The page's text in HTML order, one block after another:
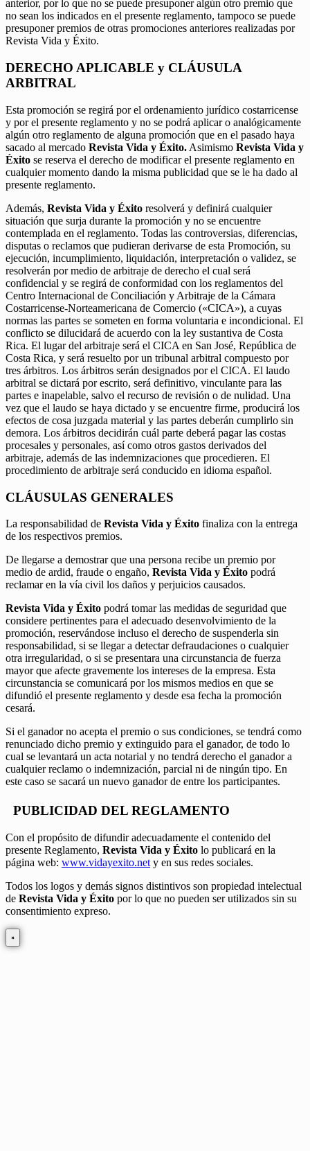
anterior, por lo que no se puede presuponer algún otro premio que
no sean los indicados en el presente reglamento, tampoco se puede
presuponer premios de otras promociones anteriores realizadas por
Revista Vida y Éxito.
DERECHO APLICABLE y CLÁUSULA
ARBITRAL
Esta promoción se regirá por el ordenamiento jurídico costarricense
y por el presente reglamento y no se podrá aplicar o analógicamente
algún otro reglamento de alguna promoción que en el pasado haya
sacado al mercado Revista Vida y Éxito. Asimismo Revista Vida y
Éxito se reserva el derecho de modificar el presente reglamento en
cualquier momento dando la misma publicidad que se le ha dado al
presente reglamento.
Además, Revista Vida y Éxito resolverá y definirá cualquier
situación que surja durante la promoción y no se encuentre
contemplada en el reglamento. Todas las controversias, diferencias,
disputas o reclamos que pudieran derivarse de esta Promoción, su
ejecución, incumplimiento, liquidación, interpretación o validez, se
resolverán por medio de arbitraje de derecho el cual será
confidencial y se regirá de conformidad con los reglamentos del
Centro Internacional de Conciliación y Arbitraje de la Cámara
Costarricense-Norteamericana de Comercio («CICA»), a cuyas
normas las partes se someten en forma voluntaria e incondicional. El
conflicto se dilucidará de acuerdo con la ley sustantiva de Costa
Rica. El lugar del arbitraje será el CICA en San José, República de
Costa Rica, y será resuelto por un tribunal arbitral compuesto por
tres árbitros. Los árbitros serán designados por el CICA. El laudo
arbitral se dictará por escrito, será definitivo, vinculante para las
partes e inapelable, salvo el recurso de revisión o de nulidad. Una
vez que el laudo se haya dictado y se encuentre firme, producirá los
efectos de cosa juzgada material y las partes deberán cumplirlo sin
demora. Los árbitros decidirán cuál parte deberá pagar las costas
procesales y personales, así como otros gastos derivados del
arbitraje, además de las indemnizaciones que procedieren. El
procedimiento de arbitraje será conducido en idioma español.
CLÁUSULAS GENERALES
La responsabilidad de Revista Vida y Éxito finaliza con la entrega
de los respectivos premios.
De llegarse a demostrar que una persona recibe un premio por
medio de ardid, fraude o engaño, Revista Vida y Éxito podrá
reclamar en la vía civil los daños y perjuicios causados.
Revista Vida y Éxito podrá tomar las medidas de seguridad que
considere pertinentes para el adecuado desenvolvimiento de la
promoción, reservándose incluso el derecho de suspenderla sin
responsabilidad, si se llegar a detectar defraudaciones o cualquier
otra irregularidad, o si se presentara una circunstancia de fuerza
mayor que afecte gravemente los intereses de la empresa. Esta
circunstancia se comunicará por los mismos medios en que se
difundió el presente reglamento y desde esa fecha la promoción
cesará.
Si el ganador no acepta el premio o sus condiciones, se tendrá como
renunciado dicho premio y extinguido para el ganador, de todo lo
cual se levantará un acta notarial y no tendrá derecho el ganador a
cualquier reclamo o indemnización, parcial ni de ningún tipo. En
este caso se sacará un nuevo ganador de entre los participantes.
PUBLICIDAD DEL REGLAMENTO
Con el propósito de difundir adecuadamente el contenido del
presente Reglamento, Revista Vida y Éxito lo publicará en la
página web: www.vidayexito.net y en sus redes sociales.
Todos los logos y demás signos distintivos son propiedad intelectual
de Revista Vida y Éxito por lo que no pueden ser utilizados sin su
consentimiento expreso.
×